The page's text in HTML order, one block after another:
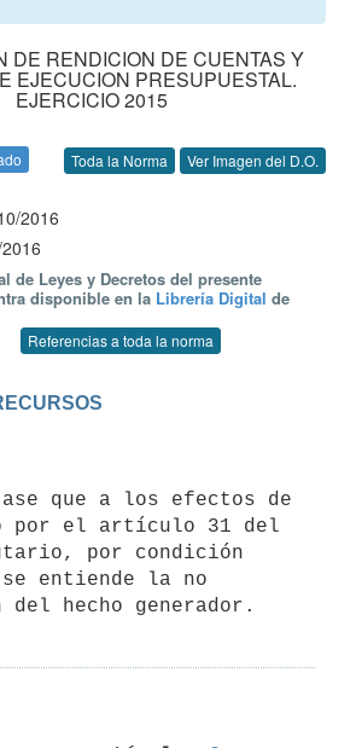
DE RENDICION DE CUENTAS Y
EJECUCION PRESUPUESTAL.
EJERCICIO 2015
Toda la Norma Ver Imagen del D.O.
2016
de Leyes y Decretos del presente
disponible en la Librería Digital de
Referencias a toda la norma
por el artículo 31 del
por condición
entiende la no